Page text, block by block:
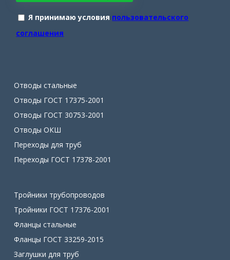
Я принимаю условия пользовательского
соглашения
Отводы стальные
Отводы ГОСТ 17375-2001
Отводы ГОСТ 30753-2001
Отводы ОКШ
Переходы для труб
Переходы ГОСТ 17378-2001
Тройники трубопроводов
Тройники ГОСТ 17376-2001
Фланцы стальные
Фланцы ГОСТ 33259-2015
Заглушки для труб